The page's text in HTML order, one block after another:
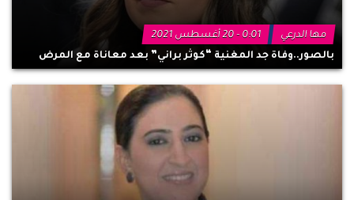
مها الدرعي
0:01 - 20 أغسطس 2021
بالصور..وفاة جد المغنية “كوثر براني” بعد معاناة مع المرض